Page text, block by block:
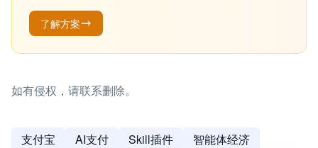
了解方案
如有侵权，请联系删除。
支付宝 AI支付 Skill插件
智能体经济